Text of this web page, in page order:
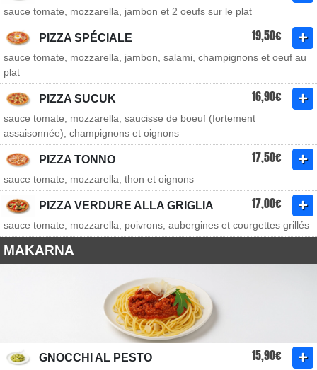
sauce tomate, mozzarella, jambon et 2 oeufs sur le plat
PIZZA SPÉCIALE 19,50€
sauce tomate, mozzarella, jambon, salami, champignons et oeuf au
plat
PIZZA SUCUK 16,90€
sauce tomate, mozzarella, saucisse de boeuf (fortement
assaisonnée), champignons et oignons
PIZZA TONNO 17,50€
sauce tomate, mozzarella, thon et oignons
PIZZA VERDURE ALLA GRIGLIA 17,00€
sauce tomate, mozzarella, poivrons, aubergines et courgettes grillés
MAKARNA
GNOCCHI AL PESTO 15,90€